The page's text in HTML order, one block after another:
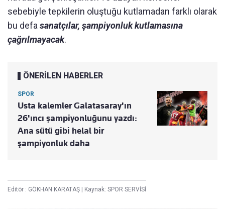
sebebiyle tepkilerin oluştuğu kutlamadan farklı olarak
bu defasanatçılar, şampiyonluk kutlamasına
çağrılmayacak.
ÖNERİLEN HABERLER
SPOR
Usta kalemler Galatasaray'ın
26'ıncı şampiyonluğunu yazdı:
Ana sütü gibi helal bir
şampiyonluk daha
Editör : GÖKHAN KARATAŞ Kaynak: SPOR SERVİSİ